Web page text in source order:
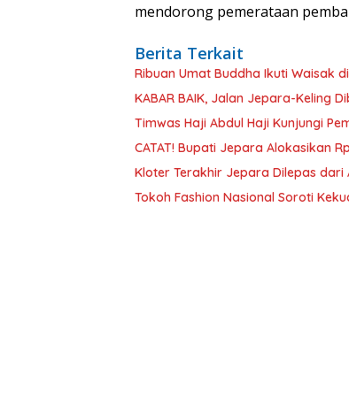
mendorong pemerataan
Berita Terkait
Ribuan Umat Buddha Ikuti Waisak
KABAR BAIK, Jalan Jepara-Keling
Timwas Haji Abdul Haji Kunjungi
CATAT! Bupati Jepara Alokasikan
Kloter Terakhir Jepara Dilepas dari
Tokoh Fashion Nasional Soroti